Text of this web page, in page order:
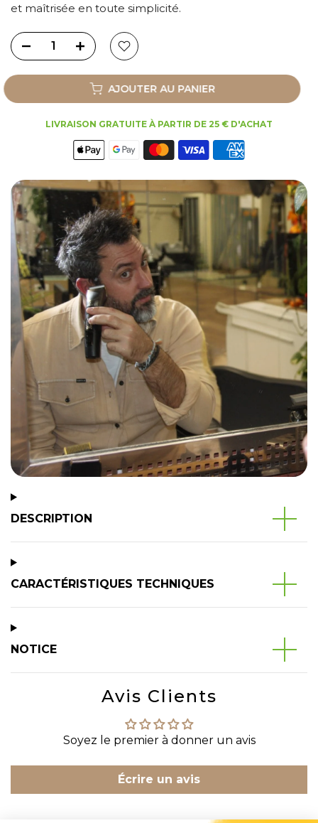
et maîtrisée en toute simplicité.
AJOUTER AU PANIER
LIVRAISON GRATUITE À PARTIR DE 25 € D'ACHAT
DESCRIPTION
CARACTÉRISTIQUES TECHNIQUES
NOTICE
Avis Clients
Soyez le premier à donner un avis
Écrire un avis